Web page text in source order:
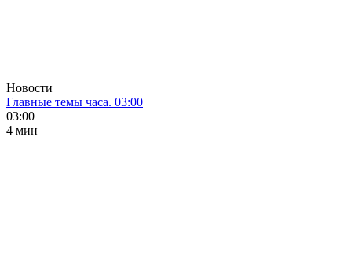
Новости
Главные темы часа. 03:00
03:00
4 мин